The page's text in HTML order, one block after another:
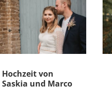
Hochzeit von
Saskia und Marco